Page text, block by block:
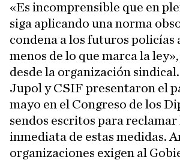
«Es incomprensible que en
siga aplicando una norma
condena a los futuros policías
menos de lo que marca la
desde la organización sindical.
Jupol y CSIF presentaron el
mayo en el Congreso de los
sendos escritos para
inmediata de estas medidas.
organizaciones exigen al